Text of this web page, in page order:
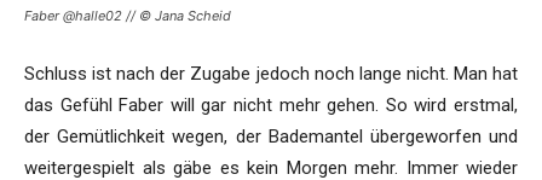
Faber @halle02 // © Jana Scheid
Schluss ist nach der Zugabe jedoch noch lange nicht. Man hat
das Gefühl Faber will gar nicht mehr gehen. So wird erstmal,
der Gemütlichkeit wegen, der Bademantel übergeworfen und
weitergespielt als gäbe es kein Morgen mehr. Immer wieder